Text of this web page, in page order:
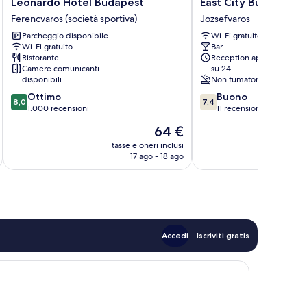
Hotel
Budapest
Ferencvaros
(società
sportiva)
Ferencvaros (società sportiva)
Parcheggio disponibile
Wi-Fi gratuito
Ristorante
Camere comunicanti
disponibili
8.0
su
8,0 Ottimo
1.000 recensioni
Il
prezzo
attuale
64 €
tasse e oneri inclusi
17 ago - 18 ago
City
Budapest
Jozsefvaros
Jozsefvaros
Wi-Fi gratuito
Bar
Reception aperta 24 ore
su 24
Non fumatori
7.4
su
7,4 Buono
11 recensioni
Accedi Iscriviti gratis